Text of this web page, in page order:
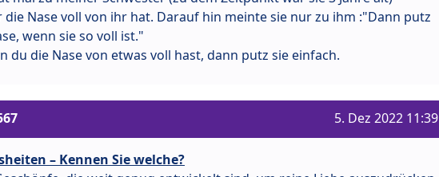
die Nase voll von ihr hat. Darauf hin meinte sie nur zu ihm :"Dann putz
wenn sie so voll ist."
du die Nase von etwas voll hast, dann putz sie einfach.
5. Dez 2022 11:39
– Kennen Sie welche?